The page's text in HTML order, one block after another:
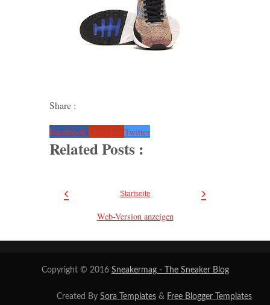
Share :
Facebook Google+ Twitter
Related Posts :
‹ ›
Startseite
Web-Version anzeigen
Copyright © 2016 Sneakermag - The Sneaker Blog
Created By Sora Templates & Free Blogger Templates